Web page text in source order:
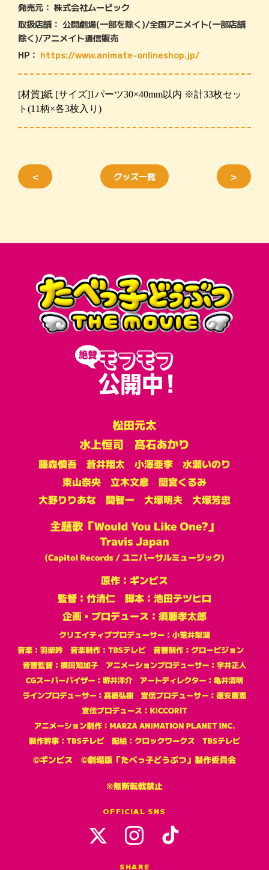
発売元： 株式会社ムービック
取扱店舗： 公開劇場(一部を除く)/全国アニメイト(一部店舗
除く)/アニメイト通信販売
HP： https://www.animate-onlineshop.jp/
[材質]紙 [サイズ]1パーツ30×40mm以内 ※計33枚セッ
ト(11柄×各3枚入り)
＜ グッズ一覧 ＞
OFFICIAL SNS
SHARE